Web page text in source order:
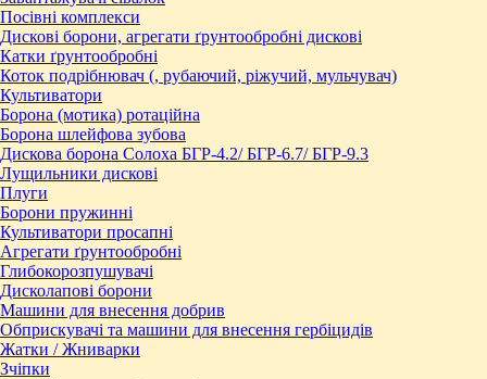
Посівні комплекси
Дискові борони, агрегати ґрунтообробні дискові
Катки ґрунтообробні
Коток подрібнювач (, рубаючий, ріжучий, мульчувач)
Культиватори
Борона (мотика) ротаційна
Борона шлейфова зубова
Дискова борона Солоха БГР-4.2/ БГР-6.7/ БГР-9.3
Лущильники дискові
Плуги
Борони пружинні
Культиватори просапні
Агрегати ґрунтообробні
Глибокорозпушувачі
Дисколапові борони
Машини для внесення добрив
Обприскувачі та машини для внесення гербіцидів
Жатки / Жниварки
Зчіпки